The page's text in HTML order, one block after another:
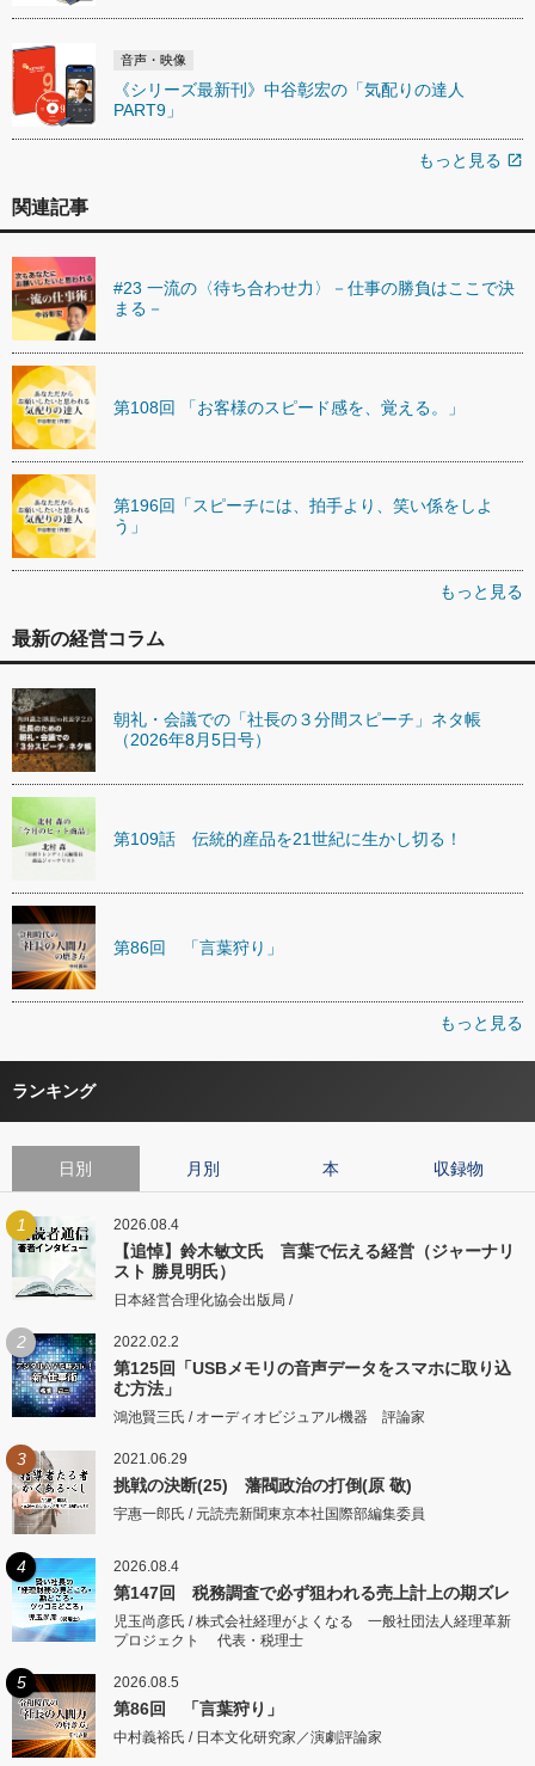
音声・映像
《シリーズ最新刊》中谷彰宏の「気配りの達人
PART9」
もっと見る open_in_new
関連記事
#23 一流の〈待ち合わせ力〉－仕事の勝負はここで決
まる－
第108回 「お客様のスピード感を、覚える。」
第196回「スピーチには、拍手より、笑い係をしよ
う」
もっと見る
最新の経営コラム
朝礼・会議での「社長の３分間スピーチ」ネタ帳
（2026年8月5日号）
第109話 伝統的産品を21世紀に生かし切る！
第86回 「言葉狩り」
もっと見る
ランキング
日別 月別 本 収録物
1 2026.08.4
【追悼】鈴木敏文氏 言葉で伝える経営（ジャーナリ
スト 勝見明氏）
日本経営合理化協会出版局 /
2 2022.02.2
第125回「USBメモリの音声データをスマホに取り込
む方法」
鴻池賢三氏 / オーディオビジュアル機器 評論家
3 2021.06.29
挑戦の決断(25) 藩閥政治の打倒(原 敬)
宇惠一郎氏 / 元読売新聞東京本社国際部編集委員
4 2026.08.4
第147回 税務調査で必ず狙われる売上計上の期ズレ
児玉尚彦氏 / 株式会社経理がよくなる 一般社団法人経理革新
プロジェクト 代表・税理士
5 2026.08.5
第86回 「言葉狩り」
中村義裕氏 / 日本文化研究家／演劇評論家